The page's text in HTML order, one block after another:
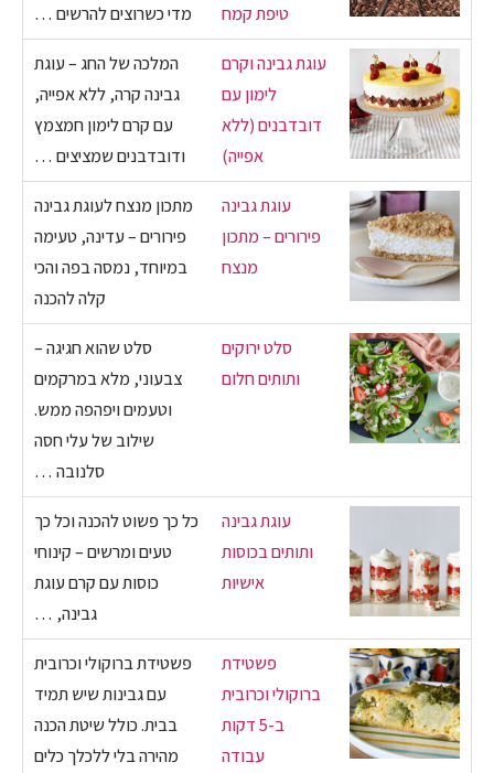
טיפת קמח מדי כשרוצים להרשים …
עוגת גבינה וקרם
לימון עם
דובדבנים (ללא
אפייה)
המלכה של החג – עוגת
גבינה קרה, ללא אפייה,
עם קרם לימון חמצמץ
ודובדבנים שמציצים …
עוגת גבינה
פירורים – מתכון
מנצח
מתכון מנצח לעוגת גבינה
פירורים – עדינה, טעימה
במיוחד, נמסה בפה והכי
קלה להכנה
סלט ירוקים
ותותים חלום
סלט שהוא חגיגה –
צבעוני, מלא במרקמים
וטעמים ויפהפה ממש.
שילוב של עלי חסה
סלנובה …
עוגת גבינה
ותותים בכוסות
אישיות
כל כך פשוט להכנה וכל כך
טעים ומרשים – קינוחי
כוסות עם קרם עוגת
גבינה, …
פשטידת
ברוקולי וכרובית
ב-5 דקות
עבודה
פשטידת ברוקולי וכרובית
עם גבינות שיש תמיד
בבית. כולל שיטת הכנה
מהירה בלי ללכלך כלים